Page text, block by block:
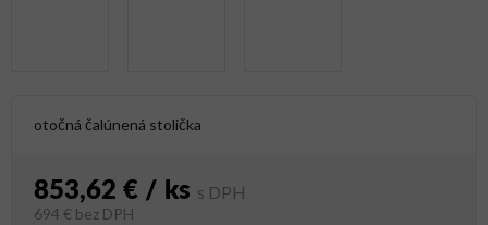
otočná čalúnená stolička
853,62 € / ks
694 € bez DPH